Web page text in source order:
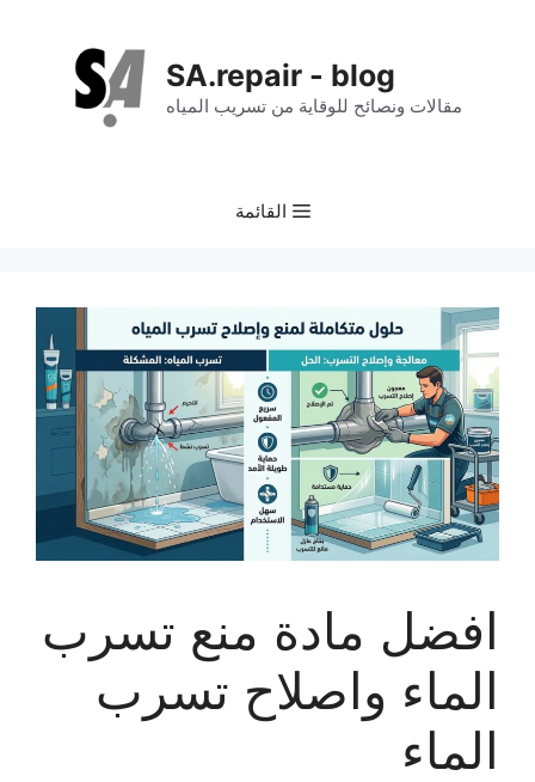
SA.repair - blog
مقالات ونصائح للوقاية من تسريب المياه
القائمة
افضل مادة منع تسرب
الماء واصلاح تسرب
الماء